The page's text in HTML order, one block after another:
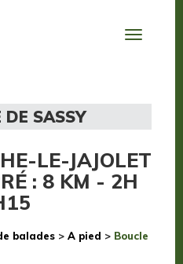
Toggle
DE SASSY
LE-JAJOLET
: 8 KM - 2H
balades > A pied > Boucle